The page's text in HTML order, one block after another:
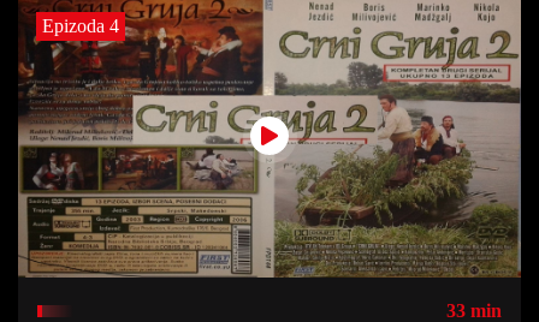
Epizoda 4
33 min